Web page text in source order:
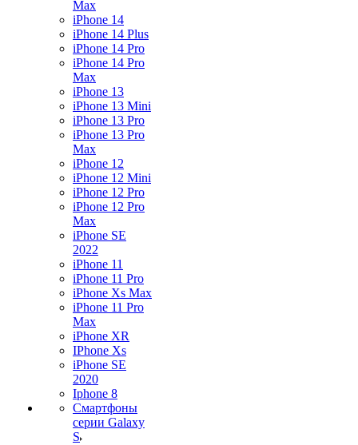
Max
iPhone 14
iPhone 14 Plus
iPhone 14 Pro
iPhone 14 Pro
Max
iPhone 13
iPhone 13 Mini
iPhone 13 Pro
iPhone 13 Pro
Max
iPhone 12
iPhone 12 Mini
iPhone 12 Pro
iPhone 12 Pro
Max
iPhone SE
2022
iPhone 11
iPhone 11 Pro
iPhone Xs Max
iPhone 11 Pro
Max
iPhone XR
IPhone Xs
iPhone SE
2020
Iphone 8
Смартфоны
серии Galaxy
S